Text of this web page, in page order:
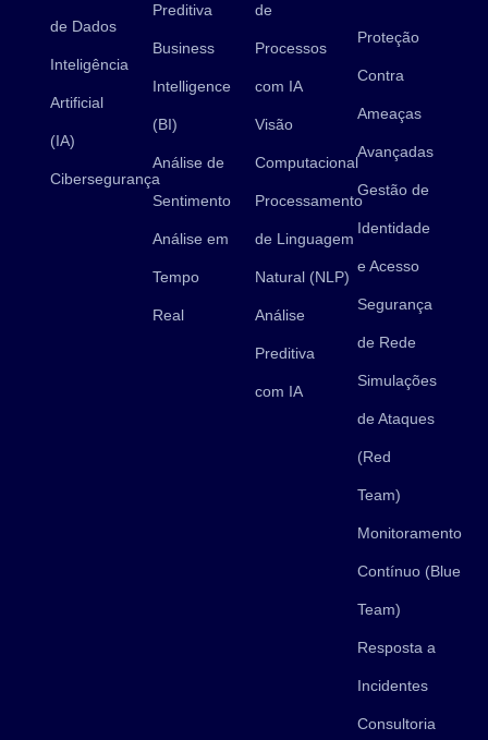
de Dados
Inteligência
Artificial
(IA)
Cibersegurança
Preditiva
Business
Intelligence
(BI)
Análise de
Sentimento
Análise em
Tempo
Real
de
Processos
com IA
Visão
Computacional
Processamento
de Linguagem
Natural (NLP)
Análise
Preditiva
com IA
Proteção
Contra
Ameaças
Avançadas
Gestão de
Identidade
e Acesso
Segurança
de Rede
Simulações
de Ataques
(Red
Team)
Monitoramento
Contínuo (Blue
Team)
Resposta a
Incidentes
Consultoria